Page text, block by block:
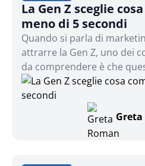
La Gen Z sceglie
meno di 5 secondi
Quando si parla di
attrarre la Gen Z, uno dei
da comprendere è che
prende decisioni di
incredibilmente brevi...